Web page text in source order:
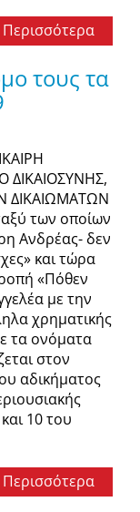
Περισσότερα
τους τα
ΔΙΚΑΙΩΜΑΤΩΝ
των οποίων
Ανδρέας- δεν
και τώρα
«Πόθεν
με την
χρηματικής
τα ονόματα
στον
αδικήματος
10 του
Περισσότερα